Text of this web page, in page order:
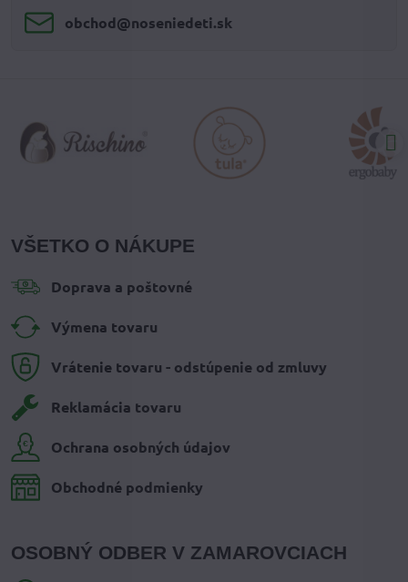
obchod​@noseniedeti​.sk
VŠETKO O NÁKUPE
Doprava a poštovné
Výmena tovaru
Vrátenie tovaru - odstúpenie od zmluvy
Reklamácia tovaru
Ochrana osobných údajov
Obchodné podmienky
OSOBNÝ ODBER V ZAMAROVCIACH